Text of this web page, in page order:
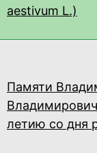
aestivum L.)
Памяти
летию со дня